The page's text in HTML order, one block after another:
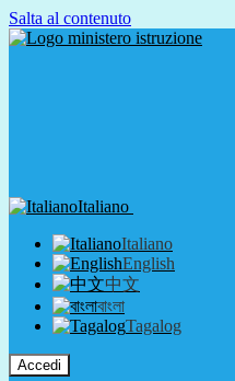
Salta al contenuto
Italiano
Italiano
English
中文
বাংলা
Tagalog
Accedi